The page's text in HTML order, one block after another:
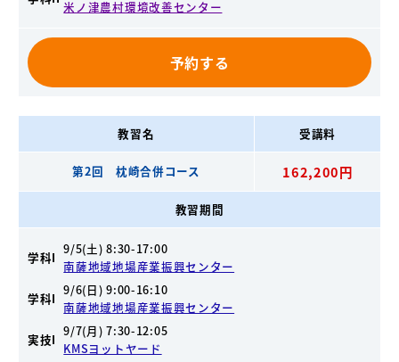
米ノ津農村環境改善センター
予約する
教習名 受講料
第2回 枕崎合併コース 162,200円
教習期間
学科I
9/5(土) 8:30-17:00
南薩地域地場産業振興センター
学科I
9/6(日) 9:00-16:10
南薩地域地場産業振興センター
実技I
9/7(月) 7:30-12:05
KMSヨットヤード